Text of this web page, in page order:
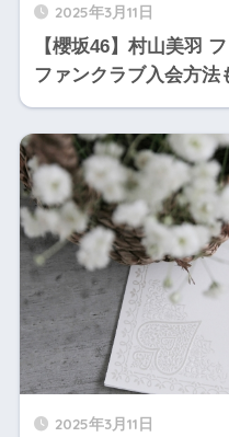
2025年3月11日
【櫻坂46】村山美羽
ファンクラブ入会方法
2025年3月11日